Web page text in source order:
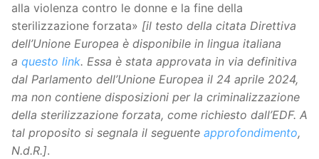
alla violenza contro le donne e la fine della
sterilizzazione forzata» [il testo della citata Direttiva
dell’Unione Europea è disponibile in lingua italiana
a questo link. Essa è stata approvata in via definitiva
dal Parlamento dell’Unione Europea il 24 aprile 2024,
ma non contiene disposizioni per la criminalizzazione
della sterilizzazione forzata, come richiesto dall’EDF. A
tal proposito si segnala il seguente approfondimento,
N.d.R.].